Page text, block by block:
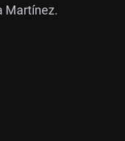
Martínez.